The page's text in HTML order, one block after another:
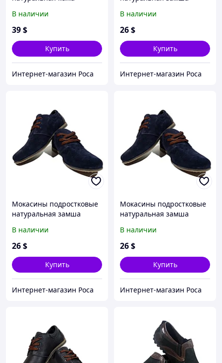
(11091) 43
В наличии
39$
Купить
Интернет-магазин Роса
(Д377чз) 37
В наличии
26$
Купить
Интернет-магазин Роса
Мокасины подростковые
натуральная замша
(Д377сз) 35
В наличии
26$
Купить
Интернет-магазин Роса
Мокасины подростковые
натуральная замша
(Д377сз) 37
В наличии
26$
Купить
Интернет-магазин Роса